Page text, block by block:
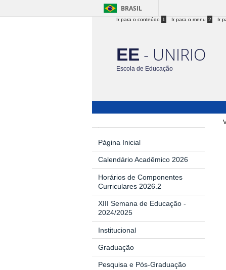
BRASIL
Ir para o conteúdo 1 Ir para o menu 2 Ir
EE - UNIRIO
Escola de Educação
Página Inicial
Calendário Acadêmico 2026
Horários de Componentes
Curriculares 2026.2
XIII Semana de Educação -
2024/2025
Institucional
Graduação
Pesquisa e Pós-Graduação